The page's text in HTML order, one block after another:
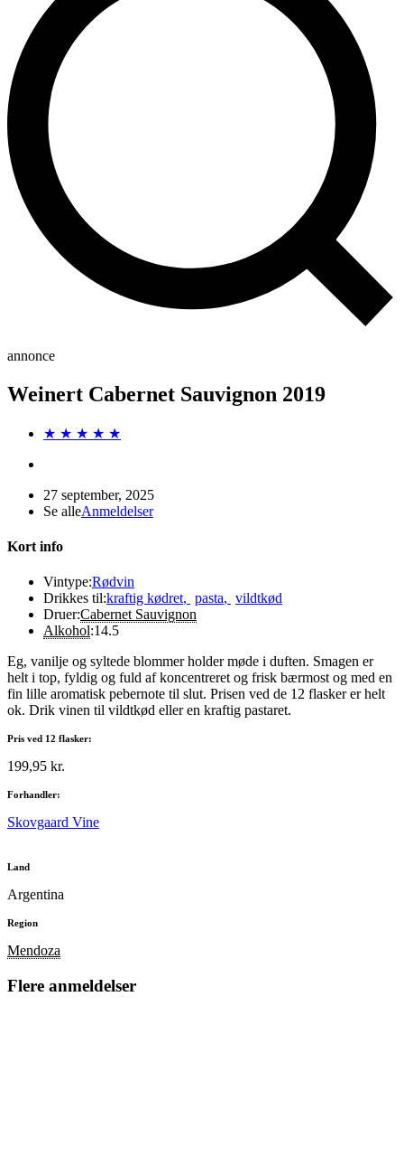
annonce
Weinert Cabernet Sauvignon 2019
★ ★ ★ ★ ★
27 september, 2025
Se alleAnmeldelser
Kort info
Vintype:Rødvin
Drikkes til:kraftig kødret, pasta, vildtkød
Druer:Cabernet Sauvignon
Alkohol:14.5
Eg, vanilje og syltede blommer holder møde i duften. Smagen er
helt i top, fyldig og fuld af koncentreret og frisk bærmost og med en
fin lille aromatisk pebernote til slut. Prisen ved de 12 flasker er helt
ok. Drik vinen til vildtkød eller en kraftig pastaret.
Pris ved 12 flasker:
199,95 kr.
Forhandler:
Skovgaard Vine
Land
Argentina
Region
Mendoza
Flere anmeldelser